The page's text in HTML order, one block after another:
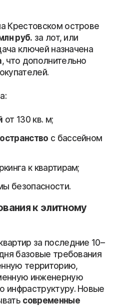
Крестовском острове
руб. за лот, или
ключей назначена
, что дополнительно
от 130 кв. м;
с бассейном
к квартирам;
безопасности.
к элитному
за последние 10–
базовые требования
территорию,
инженерную
инфраструктуру. Новые
современные